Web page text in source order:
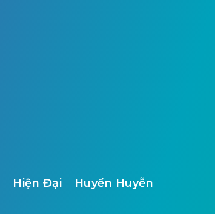
Hiện Đại Huyền Huyễn